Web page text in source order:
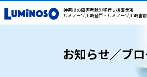
神奈川の障害者就労移行支援事業所
ルミノーゾ川崎登戸・ルミノーゾ川崎宮
お知らせ／ブ